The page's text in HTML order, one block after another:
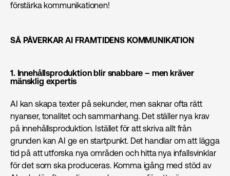
förstärka kommunikationen!
SÅ PÅVERKAR AI FRAMTIDENS KOMMUNIKATION
1. Innehållsproduktion blir snabbare – men kräver
mänsklig expertis
AI kan skapa texter på sekunder, men saknar ofta rätt
nyanser, tonalitet och sammanhang. Det ställer nya krav
på innehållsproduktion. Istället för att skriva allt från
grunden kan AI ge en startpunkt. Det handlar om att lägga
tid på att utforska nya områden och hitta nya infallsvinklar
för det som ska produceras. Komma igång med stöd av